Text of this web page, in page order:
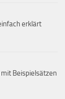
erklärt
Beispielsätzen